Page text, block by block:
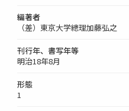
編著者
（差）東京大学總理加藤弘之
刊行年、書写年等
明治18年8月
形態
1